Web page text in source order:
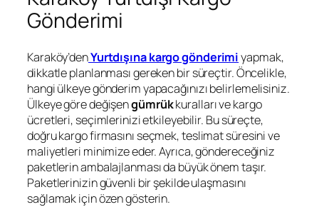
Gönderimi
Karaköy’denYurtdışına kargo gönderimiyapmak,
dikkatle planlanması gereken bir süreçtir. Öncelikle,
hangi ülkeye gönderim yapacağınızı belirlemelisiniz.
Ülkeye göre değişengümrükkuralları ve kargo
ücretleri, seçimlerinizi etkileyebilir. Bu süreçte,
doğru kargo firmasını seçmek, teslimat süresini ve
maliyetleri minimize eder. Ayrıca, göndereceğiniz
paketlerin ambalajlanması da büyük önem taşır.
Paketlerinizin güvenli bir şekilde ulaşmasını
sağlamak için özen gösterin.